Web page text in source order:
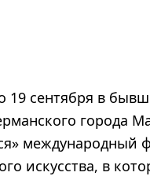
19 сентября в
города
международный
искусства, в